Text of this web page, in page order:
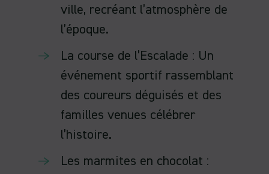
ville, recréant l’atmosphère de
l’époque.
La course de l’Escalade : Un
événement sportif rassemblant
des coureurs déguisés et des
familles venues célébrer
l’histoire.
Les marmites en chocolat :